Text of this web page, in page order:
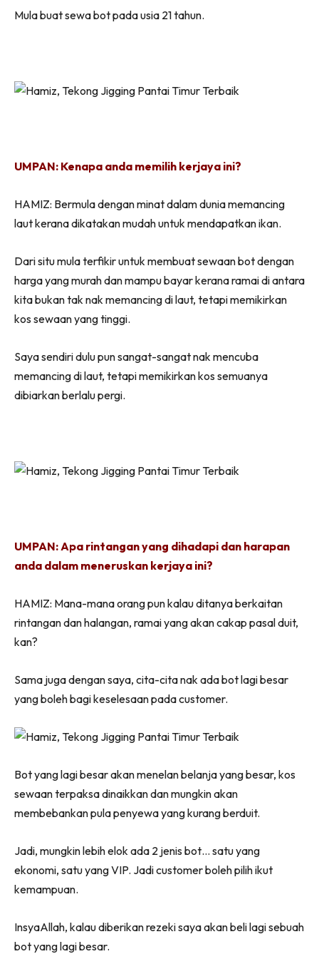
Mula buat sewa bot pada usia 21 tahun.
UMPAN: Kenapa anda memilih kerjaya ini?
HAMIZ: Bermula dengan minat dalam dunia memancing
laut kerana dikatakan mudah untuk mendapatkan ikan.
Dari situ mula terfikir untuk membuat sewaan bot dengan
harga yang murah dan mampu bayar kerana ramai di antara
kita bukan tak nak memancing di laut, tetapi memikirkan
kos sewaan yang tinggi.
Saya sendiri dulu pun sangat-sangat nak mencuba
memancing di laut, tetapi memikirkan kos semuanya
dibiarkan berlalu pergi.
UMPAN: Apa rintangan yang dihadapi dan harapan
anda dalam meneruskan kerjaya ini?
HAMIZ: Mana-mana orang pun kalau ditanya berkaitan
rintangan dan halangan, ramai yang akan cakap pasal duit,
kan?
Sama juga dengan saya, cita-cita nak ada bot lagi besar
yang boleh bagi keselesaan pada customer.
Bot yang lagi besar akan menelan belanja yang besar, kos
sewaan terpaksa dinaikkan dan mungkin akan
membebankan pula penyewa yang kurang berduit.
Jadi, mungkin lebih elok ada 2 jenis bot… satu yang
ekonomi, satu yang VIP. Jadi customer boleh pilih ikut
kemampuan.
InsyaAllah, kalau diberikan rezeki saya akan beli lagi sebuah
bot yang lagi besar.